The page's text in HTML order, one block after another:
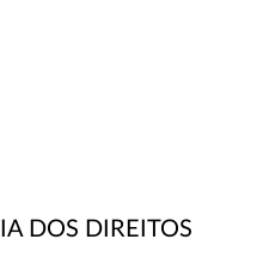
DOS DIREITOS